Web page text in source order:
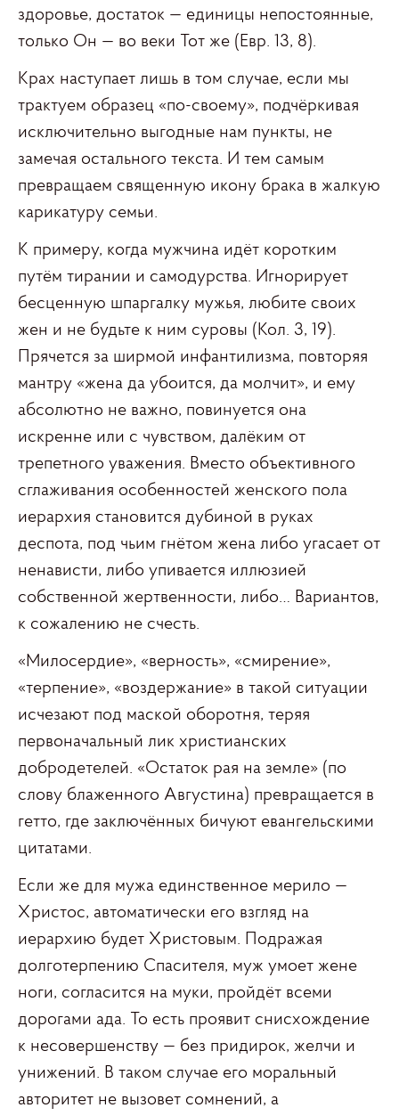
здоровье, достаток — единицы непостоянные,
только Он — во веки Тот же (Евр. 13, 8).
Крах наступает лишь в том случае, если мы
трактуем образец «по-своему», подчёркивая
исключительно выгодные нам пункты, не
замечая остального текста. И тем самым
превращаем священную икону брака в жалкую
карикатуру семьи.
К примеру, когда мужчина идёт коротким
путём тирании и самодурства. Игнорирует
бесценную шпаргалку мужья, любите своих
жен и не будьте к ним суровы (Кол. 3, 19).
Прячется за ширмой инфантилизма, повторяя
мантру «жена да убоится, да молчит», и ему
абсолютно не важно, повинуется она
искренне или с чувством, далёким от
трепетного уважения. Вместо объективного
сглаживания особенностей женского пола
иерархия становится дубиной в руках
деспота, под чьим гнётом жена либо угасает от
ненависти, либо упивается иллюзией
собственной жертвенности, либо… Вариантов,
к сожалению не счесть.
«Милосердие», «верность», «смирение»,
«терпение», «воздержание» в такой ситуации
исчезают под маской оборотня, теряя
первоначальный лик христианских
добродетелей. «Остаток рая на земле» (по
слову блаженного Августина) превращается в
гетто, где заключённых бичуют евангельскими
цитатами.
Если же для мужа единственное мерило —
Христос, автоматически его взгляд на
иерархию будет Христовым. Подражая
долготерпению Спасителя, муж умоет жене
ноги, согласится на муки, пройдёт всеми
дорогами ада. То есть проявит снисхождение
к несовершенству — без придирок, желчи и
унижений. В таком случае его моральный
авторитет не вызовет сомнений, а